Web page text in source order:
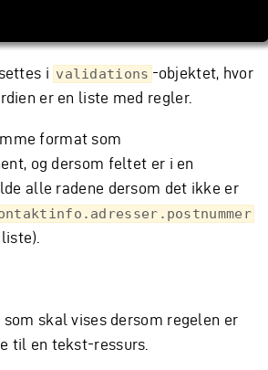
i validations -objektet, hvor
er en liste med regler.
format som
og dersom feltet er i en
alle radene dersom det ikke er
skal vises dersom regelen er
til en tekst-ressurs.